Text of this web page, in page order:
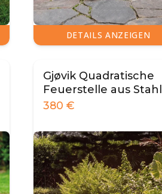
DETAILS ANZEIGEN
Gjøvik Quadratische
Feuerstelle aus Stahl
380 €